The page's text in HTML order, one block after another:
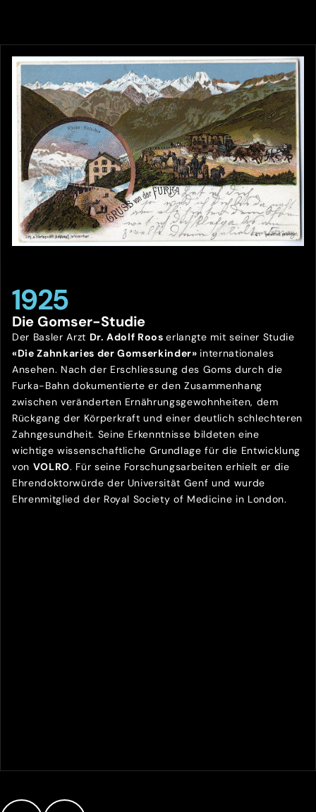
1925
Die Gomser-Studie
Der Basler Arzt Dr. Adolf Rooserlangte mit seiner Studie
«Die Zahnkaries der Gomserkinder» internationales
Ansehen. Nach der Erschliessung des Goms durch die
Furka-Bahn dokumentierte er den Zusammenhang
zwischen veränderten Ernährungsgewohnheiten, dem
Rückgang der Körperkraft und einer deutlich schlechteren
Zahngesundheit. Seine Erkenntnisse bildeten eine
wichtige wissenschaftliche Grundlage für die Entwicklung
von VOLRO. Für seine Forschungsarbeiten erhielt er die
Ehrendoktorwürde der Universität Genf und wurde
Ehrenmitglied der Royal Society of Medicine in London.